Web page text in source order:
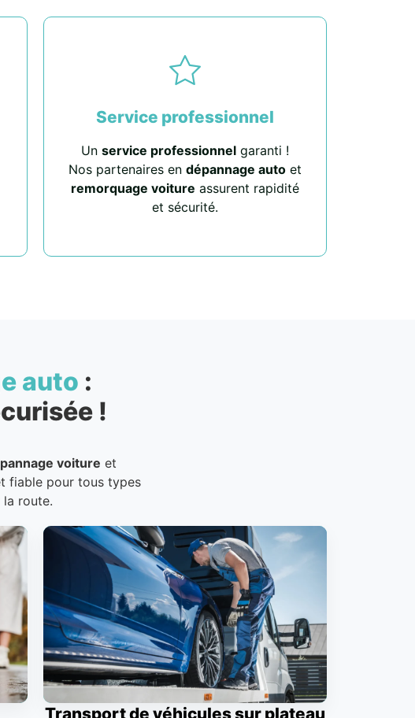
Service professionnel
Un service professionnel garanti !
Nos partenaires en dépannage auto et
remorquage voiture assurent rapidité
et sécurité.
auto :
!
voiture et
fiable pour tous types
route.
Transport de véhicules sur plateau